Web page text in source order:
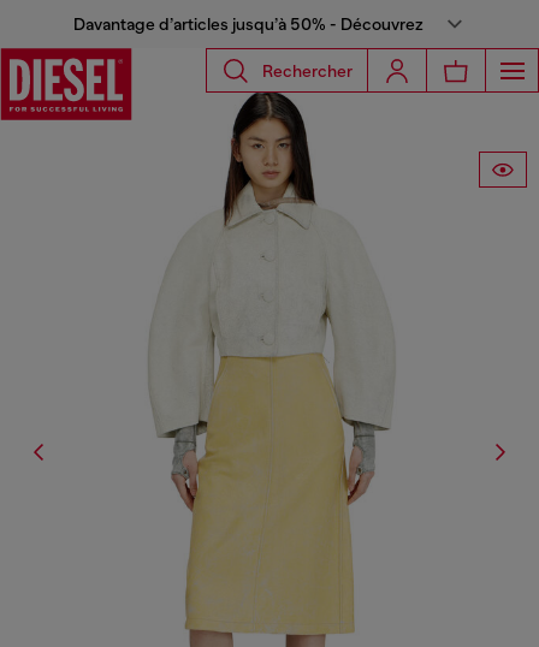
Davantage d’articles jusqu’à 50% - Découvrez
Rechercher